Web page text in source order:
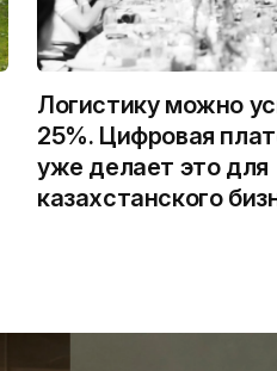
Логистику можно
25%. Цифровая
уже делает это для
казахстанского